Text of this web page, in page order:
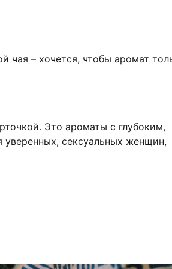
чая – хочется, чтобы аромат
Это ароматы с глубоким,
сексуальных женщин,